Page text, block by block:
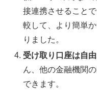
接連携させること
較して、より簡単
りました。
受け取り口座は自由
ん、他の金融機関
できます。